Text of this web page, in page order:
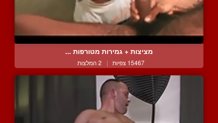
מציצות + גמירות מטורפות ...
15467 צפיות | 2 המלצות